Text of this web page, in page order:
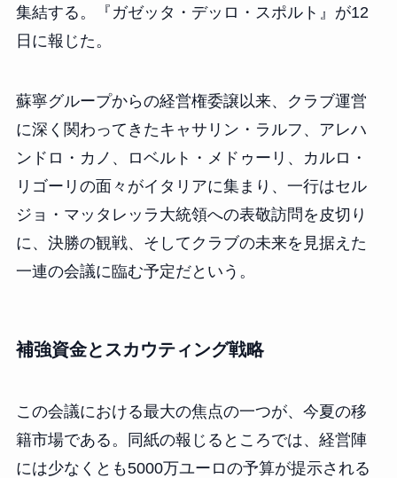
集結する。『ガゼッタ・デッロ・スポルト』が12
日に報じた。
蘇寧グループからの経営権委譲以来、クラブ運営
に深く関わってきたキャサリン・ラルフ、アレハ
ンドロ・カノ、ロベルト・メドゥーリ、カルロ・
リゴーリの面々がイタリアに集まり、一行はセル
ジョ・マッタレッラ大統領への表敬訪問を皮切り
に、決勝の観戦、そしてクラブの未来を見据えた
一連の会議に臨む予定だという。
補強資金とスカウティング戦略
この会議における最大の焦点の一つが、今夏の移
籍市場である。同紙の報じるところでは、経営陣
には少なくとも5000万ユーロの予算が提示される